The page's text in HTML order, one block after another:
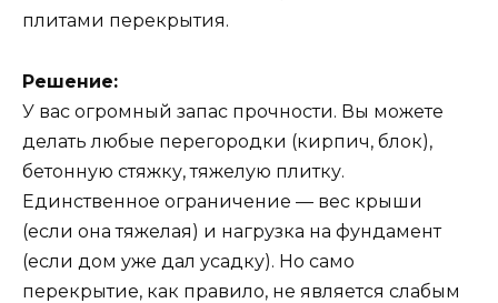
плитами перекрытия.
Решение:
У вас огромный запас прочности. Вы можете
делать любые перегородки (кирпич, блок),
бетонную стяжку, тяжелую плитку.
Единственное ограничение — вес крыши
(если она тяжелая) и нагрузка на фундамент
(если дом уже дал усадку). Но само
перекрытие, как правило, не является слабым